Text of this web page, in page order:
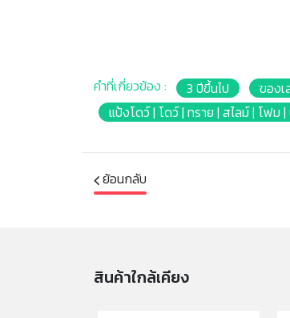
คำที่เกี่ยวข้อง : 3 ปีขึ้นไป ของ
แป้งโดว์ | โดว์ | ทราย | สไลม์ | โฟม
ย้อนกลับ
สินค้าใกล้เคียง